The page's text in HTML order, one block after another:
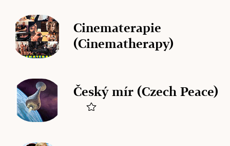
Cinematerapie
(Cinematherapy)
Český mír (Czech Peace)